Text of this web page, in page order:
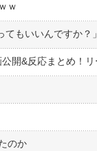
ｗ
もいいんですか？」
のか